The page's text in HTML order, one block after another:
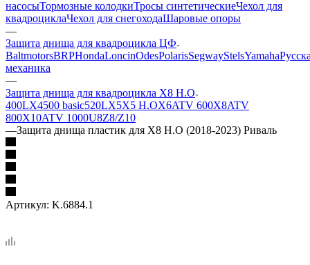
насосыТормозные колодкиТросы синтетическиеЧехол для
квадроциклаЧехол для снегоходаШаровые опоры
—
Защита днища для квадроцикла ЦФ
BaltmotorsBRPHondaLoncinOdesPolarisSegwayStelsYamaha
механика
—
Защита днища для квадроцикла X8 H.O
400LX4500 basic520LX5X5 H.OX6ATV 600X8ATV
800X10ATV 1000U8Z8/Z10
—Защита днища пластик для X8 H.O (2018-2023) Риваль
Артикул: K.6884.1